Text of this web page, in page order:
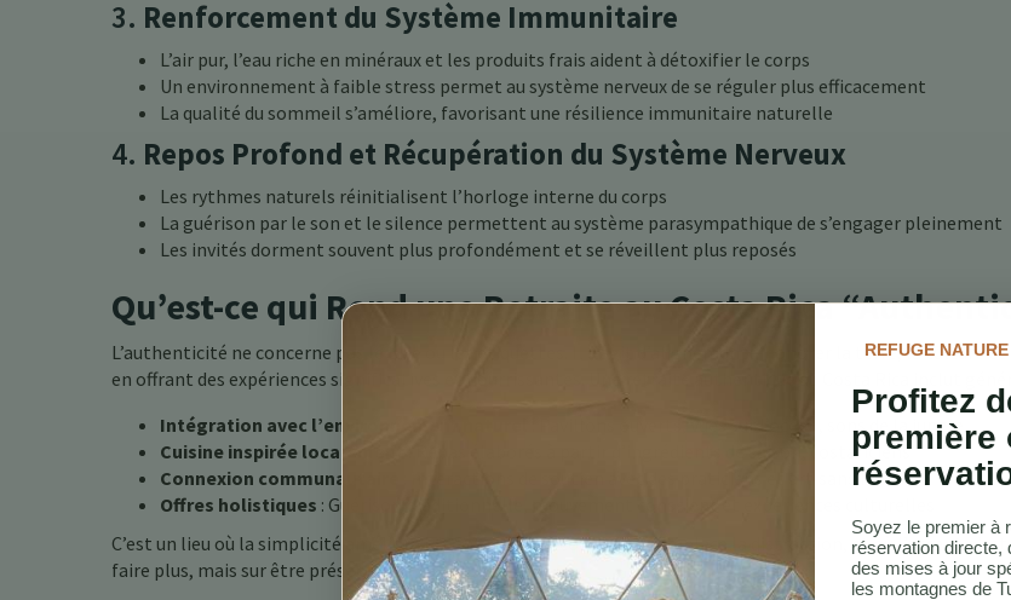
3. Renforcement du Système Immunitaire
L’air pur, l’eau riche en minéraux et les produits frais aident à détoxifier le corps
Un environnement à faible stress permet au système nerveux de se réguler plus efficacement
La qualité du sommeil s’améliore, favorisant une résilience immunitaire naturelle
4. Repos Profond et Récupération du Système Nerveux
Les rythmes naturels réinitialisent l’horloge interne du corps
La guérison par le son et le silence permettent au système parasympathique de s’engager pleinement
Les invités dorment souvent plus profondément et se réveillent plus reposés
Qu’est-ce qui Rend une Retraite au Costa Rica
L’authenticité ne concerne pas le luxe ou les étiquettes. Il s’agit d’alignement—honorer la terre, la culture
en offrant des expériences significatives et nourrissantes. Une retraite authentique au Costa Rica inclut
Intégration avec l’environnement naturel
: Pavillons ouverts, vues sur l’océan, sons de la jungle
Cuisine inspirée localement
: Repas élaborés à partir d’ingrédients de saison, costariciens
Connexion communautaire
: Interactions de soutien avec des praticiens et artisans locaux
Offres holistiques : Guérison traditionnelle, mouvement conscient et expériences culturelles
C’est un lieu où la simplicité améliore le confort, où la connexion remplace la distraction, et où l’accent n’est
faire plus, mais sur être présent.
REFUGE
Profitez
première
Soyez le premier à
réservation directe,
des mises à jour
les montagnes de